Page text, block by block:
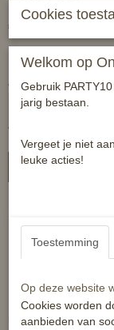
€ 6,99
Op voorraad
Aantal
In
Reacties
Cookies
Welkom op
Gebruik
jarig bestaan.
Vergeet je niet
leuke acties!
Toestemming
Op deze website
Cookies worden
aanbieden van